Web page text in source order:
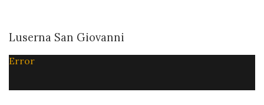
Luserna San Giovanni
Error